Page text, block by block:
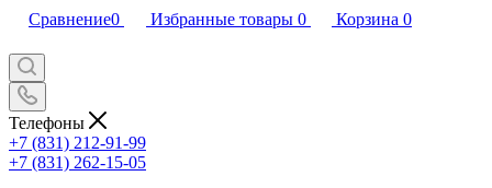
Сравнение0 Избранные товары 0 Корзина 0
Телефоны
+7 (831) 212-91-99
+7 (831) 262-15-05